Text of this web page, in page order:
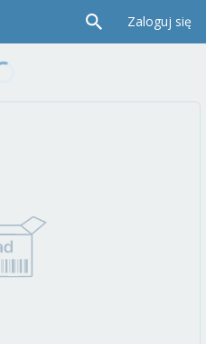
Zaloguj się